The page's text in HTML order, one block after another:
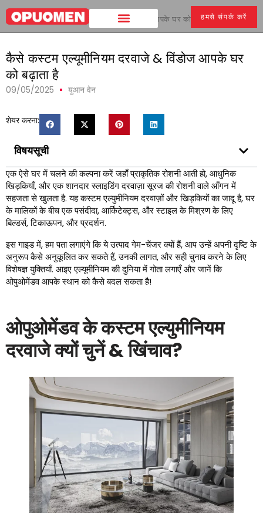
हमसे संपर्क करें
घर > कैसे कस्टम एल्यूमीनियम दरवाजे & विंडोज आपके घर को बढ़ाता है
कैसे कस्टम एल्यूमीनियम दरवाजे & विंडोज आपके घर
को बढ़ाता है
09/05/2025 युआन वेन
शेयर करना:
विषयसूची
एक ऐसे घर में चलने की कल्पना करें जहाँ प्राकृतिक रोशनी आती हो, आधुनिक
खिड़कियाँ, और एक शानदार स्लाइडिंग दरवाज़ा सूरज की रोशनी वाले आँगन में
सहजता से खुलता है. यह कस्टम एल्युमीनियम दरवाज़ों और खिड़कियों का जादू है, घर
के मालिकों के बीच एक पसंदीदा, आर्किटेक्ट्स, और स्टाइल के मिश्रण के लिए
बिल्डर्स, टिकाऊपन, और प्रदर्शन.
इस गाइड में, हम पता लगाएंगे कि ये उत्पाद गेम-चेंजर क्यों हैं, आप उन्हें अपनी दृष्टि के
अनुरूप कैसे अनुकूलित कर सकते हैं, उनकी लागत, और सही चुनाव करने के लिए
विशेषज्ञ युक्तियाँ. आइए एल्यूमीनियम की दुनिया में गोता लगाएँ और जानें कि
ओपुओमेंडव आपके स्थान को कैसे बदल सकता है!
ओपुओमेंडव के कस्टम एल्युमीनियम
दरवाजे क्यों चुनें & खिंचाव?